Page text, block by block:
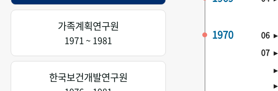
가족계획연구원
1971 ~ 1981
한국보건개발연구원
1970 06 ▸
07 ▸
▸
▸